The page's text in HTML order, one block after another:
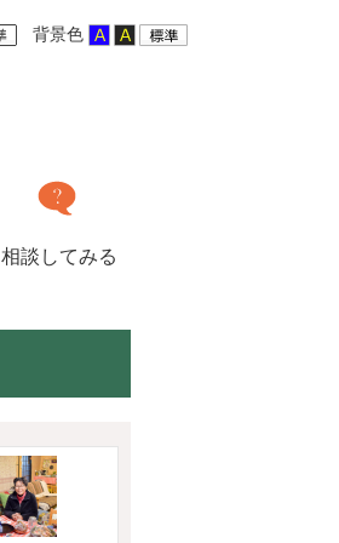
背景色
相談してみる